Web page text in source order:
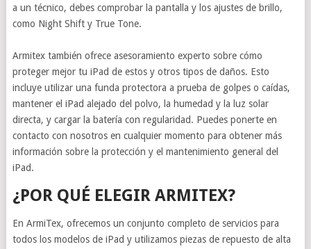
a un técnico, debes comprobar la pantalla y los ajustes de brillo,
como Night Shift y True Tone.
Armitex también ofrece asesoramiento experto sobre cómo
proteger mejor tu iPad de estos y otros tipos de daños. Esto
incluye utilizar una funda protectora a prueba de golpes o caídas,
mantener el iPad alejado del polvo, la humedad y la luz solar
directa, y cargar la batería con regularidad. Puedes ponerte en
contacto con nosotros en cualquier momento para obtener más
información sobre la protección y el mantenimiento general del
iPad.
¿POR QUÉ ELEGIR ARMITEX?
En ArmiTex, ofrecemos un conjunto completo de servicios para
todos los modelos de iPad y utilizamos piezas de repuesto de alta